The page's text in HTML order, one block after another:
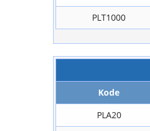
PLT1000
Kode
PLA20